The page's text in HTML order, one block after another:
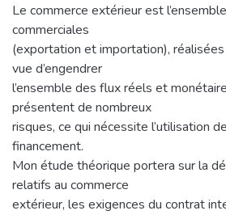
Le commerce extérieur est
commerciales
(exportation et importation),
vue d’engendrer
l’ensemble des flux réels et
présentent de nombreux
risques, ce qui nécessite l’utilisation
financement.
Mon étude théorique portera sur la
relatifs au commerce
extérieur, les exigences du contrat